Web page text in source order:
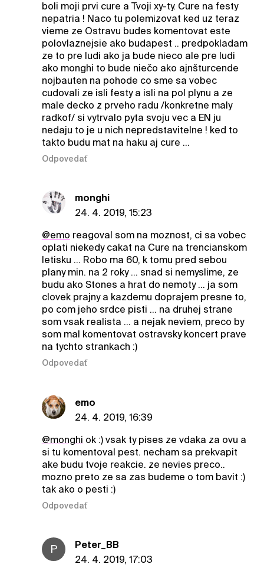
boli moji prvi cure a Tvoji xy-ty. Cure na festy
nepatria ! Naco tu polemizovat ked uz teraz
vieme ze Ostravu budes komentovat este
polovlaznejsie ako budapest .. predpokladam
ze to pre ludi ako ja bude nieco ale pre ludi
ako monghi to bude niečo ako ajnšturcende
nojbauten na pohode co sme sa vobec
cudovali ze isli festy a isli na pol plynu a ze
male decko z prveho radu /konkretne maly
radkof/ si vytrvalo pyta svoju vec a EN ju
nedaju to je u nich nepredstavitelne ! ked to
takto budu mat na haku aj cure ...
Odpovedať
monghi
24. 4. 2019, 15:23
@emo reagoval som na moznost, ci sa vobec
oplati niekedy cakat na Cure na trencianskom
letisku ... Robo ma 60, k tomu pred sebou
plany min. na 2 roky ... snad si nemyslime, ze
budu ako Stones a hrat do nemoty ... ja som
clovek prajny a kazdemu doprajem presne to,
po com jeho srdce pisti ... na druhej strane
som vsak realista ... a nejak neviem, preco by
som mal komentovat ostravsky koncert prave
na tychto strankach :)
Odpovedať
emo
24. 4. 2019, 16:39
@monghi ok :) vsak ty pises ze vdaka za ovu a
si tu komentoval pest. necham sa prekvapit
ake budu tvoje reakcie. ze nevies preco..
mozno preto ze sa zas budeme o tom bavit :)
tak ako o pesti :)
Odpovedať
P
Peter_BB
24. 4. 2019, 17:03